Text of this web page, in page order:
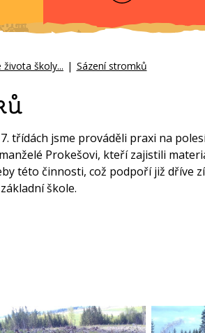
života školy... | Sázení stromků
třídách jsme prováděli praxi na
Prokešovi, kteří zajistili
této činnosti, což podpoří již dříve
škole.